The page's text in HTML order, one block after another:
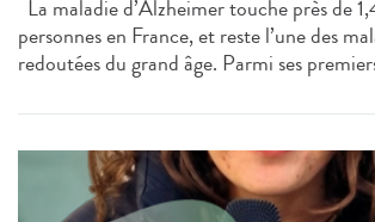
La maladie d’Alzheimer touche près de
personnes en France, et reste l’une des
redoutées du grand âge. Parmi ses